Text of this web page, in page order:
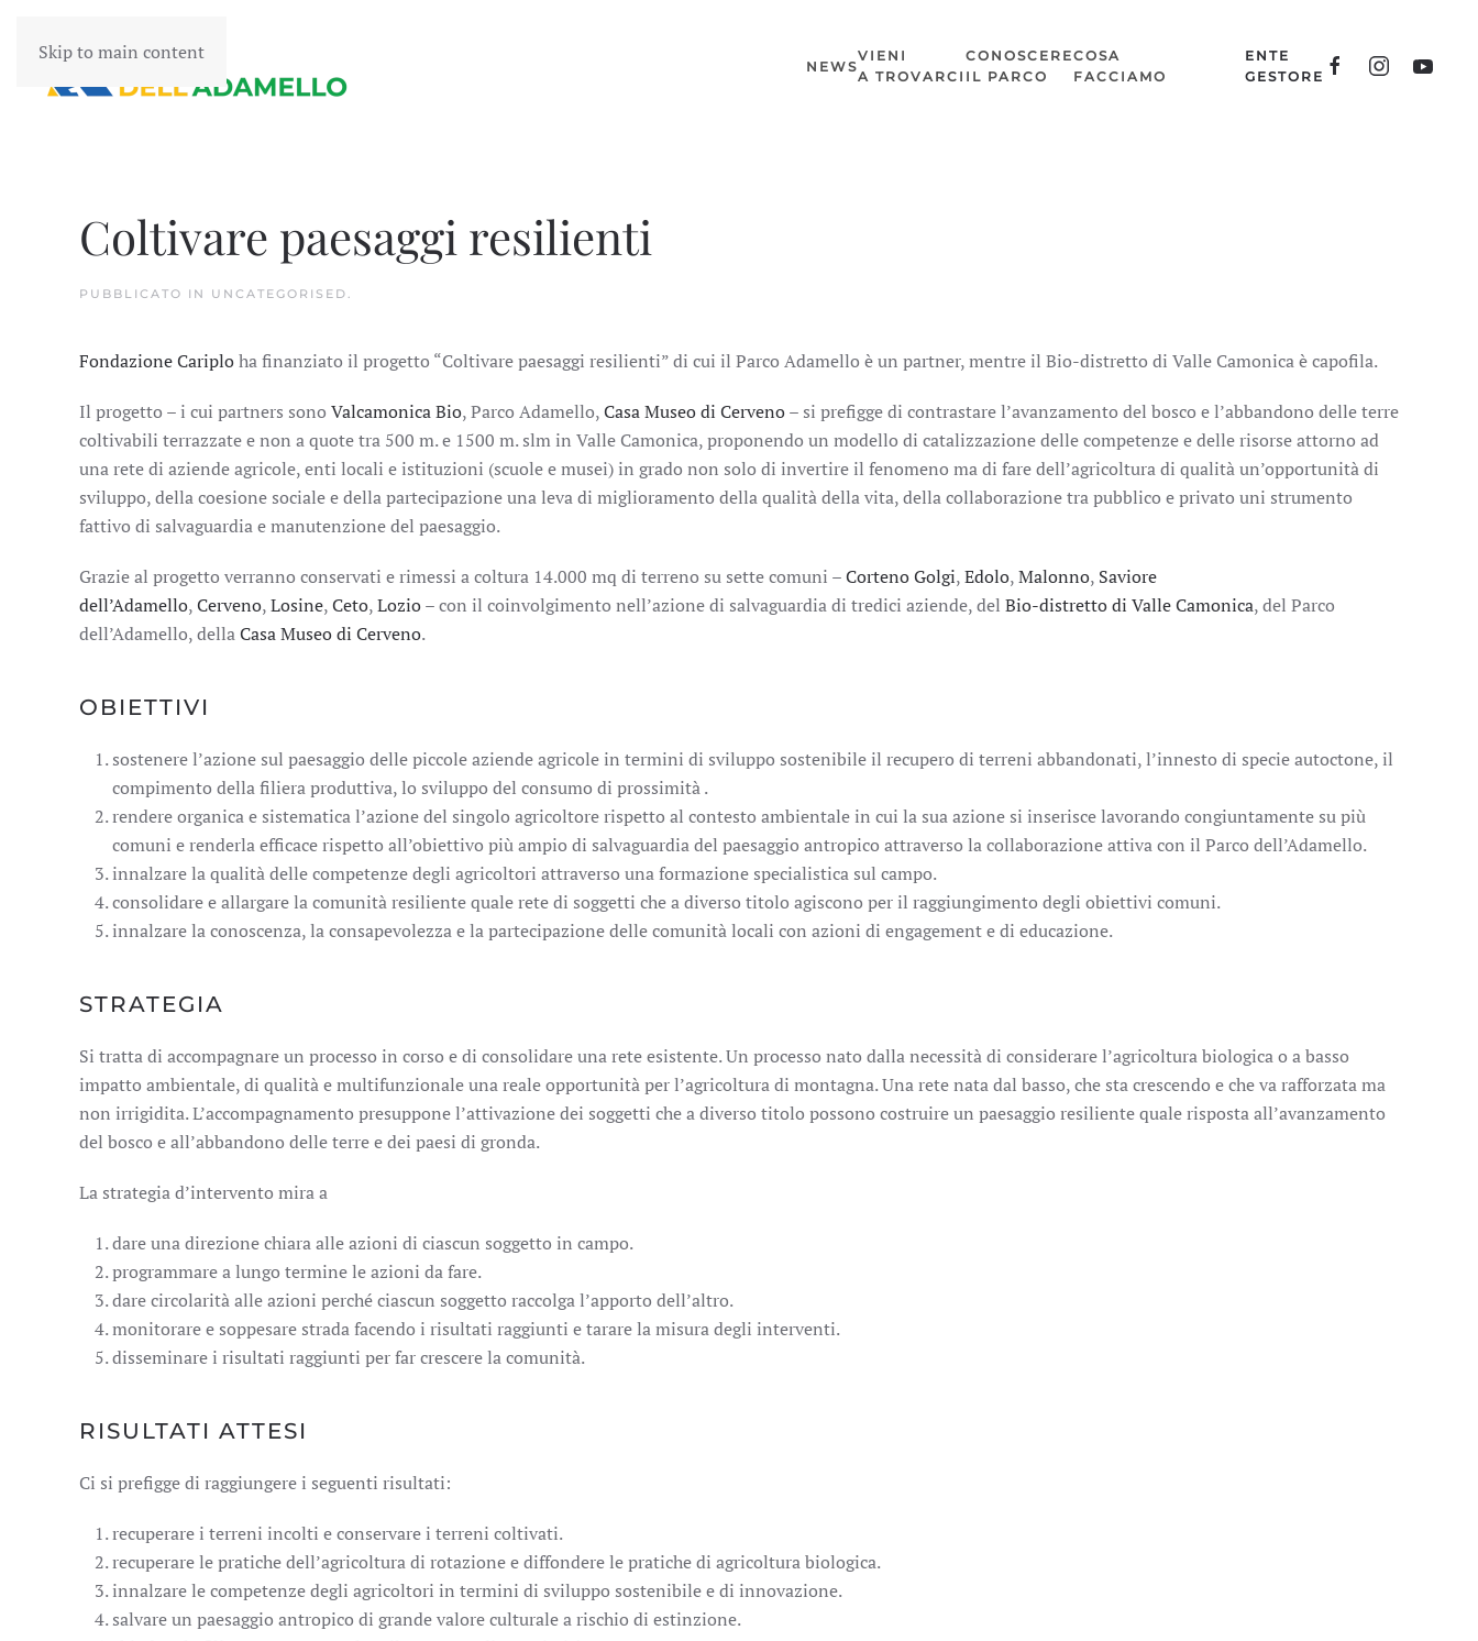
Skip to main content
NEWS
VIENI
A TROVARCI
CONOSCERE
IL PARCO
COSA
FACCIAMO
ENTE
GESTORE
Coltivare paesaggi resilienti
PUBBLICATO IN UNCATEGORISED.
Fondazione Cariploha finanziato il progetto “Coltivare paesaggi resilienti” di cui il Parco Adamello è un partner, mentre il Bio-distretto di Valle Camonica è capofila.
Il progetto – i cui partners sono Valcamonica Bio, Parco Adamello,Casa Museo di Cerveno– si prefigge di contrastare l’avanzamento del bosco e l’abbandono delle terre
coltivabili terrazzate e non a quote tra 500 m. e 1500 m. slm in Valle Camonica, proponendo un modello di catalizzazione delle competenze e delle risorse attorno ad
una rete di aziende agricole, enti locali e istituzioni (scuole e musei) in grado non solo di invertire il fenomeno ma di fare dell’agricoltura di qualità un’opportunità di
sviluppo, della coesione sociale e della partecipazione una leva di miglioramento della qualità della vita, della collaborazione tra pubblico e privato uni strumento
fattivo di salvaguardia e manutenzione del paesaggio.
Grazie al progetto verranno conservati e rimessi a coltura 14.000 mq di terreno su sette comuni –Corteno Golgi,Edolo,Malonno, Saviore
dell’Adamello,Cerveno,Losine,Ceto,Lozio– con il coinvolgimento nell’azione di salvaguardia di tredici aziende, del Bio-distretto di Valle Camonica, del Parco
dell’Adamello, dellaCasa Museo di Cerveno.
OBIETTIVI
sostenere l’azione sul paesaggio delle piccole aziende agricole in termini di sviluppo sostenibile il recupero di terreni abbandonati, l’innesto di specie autoctone, il
compimento della filiera produttiva, lo sviluppo del consumo di prossimità .
rendere organica e sistematica l’azione del singolo agricoltore rispetto al contesto ambientale in cui la sua azione si inserisce lavorando congiuntamente su più
comuni e renderla efficace rispetto all’obiettivo più ampio di salvaguardia del paesaggio antropico attraverso la collaborazione attiva con il Parco dell’Adamello.
innalzare la qualità delle competenze degli agricoltori attraverso una formazione specialistica sul campo.
consolidare e allargare la comunità resiliente quale rete di soggetti che a diverso titolo agiscono per il raggiungimento degli obiettivi comuni.
innalzare la conoscenza, la consapevolezza e la partecipazione delle comunità locali con azioni di engagement e di educazione.
STRATEGIA
Si tratta di accompagnare un processo in corso e di consolidare una rete esistente. Un processo nato dalla necessità di considerare l’agricoltura biologica o a basso
impatto ambientale, di qualità e multifunzionale una reale opportunità per l’agricoltura di montagna. Una rete nata dal basso, che sta crescendo e che va rafforzata ma
non irrigidita. L’accompagnamento presuppone l’attivazione dei soggetti che a diverso titolo possono costruire un paesaggio resiliente quale risposta all’avanzamento
del bosco e all’abbandono delle terre e dei paesi di gronda.
La strategia d’intervento mira a
dare una direzione chiara alle azioni di ciascun soggetto in campo.
programmare a lungo termine le azioni da fare.
dare circolarità alle azioni perché ciascun soggetto raccolga l’apporto dell’altro.
monitorare e soppesare strada facendo i risultati raggiunti e tarare la misura degli interventi.
disseminare i risultati raggiunti per far crescere la comunità.
RISULTATI ATTESI
Ci si prefigge di raggiungere i seguenti risultati:
recuperare i terreni incolti e conservare i terreni coltivati.
recuperare le pratiche dell’agricoltura di rotazione e diffondere le pratiche di agricoltura biologica.
innalzare le competenze degli agricoltori in termini di sviluppo sostenibile e di innovazione.
salvare un paesaggio antropico di grande valore culturale a rischio di estinzione.